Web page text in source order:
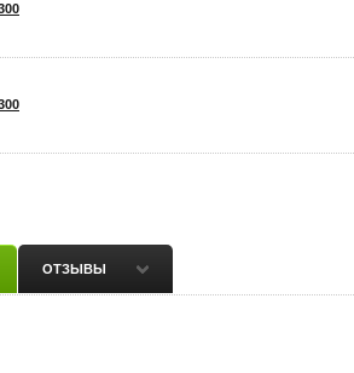
снято с производства
ОТЗЫВЫ